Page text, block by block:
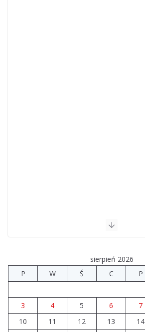
sierpień 2026
P
W Ś C P
3
4 5 6 7
10
11 12 13 14